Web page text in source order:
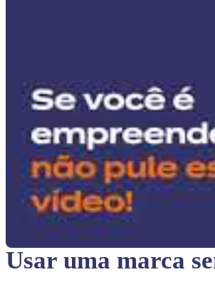
Usar uma marca